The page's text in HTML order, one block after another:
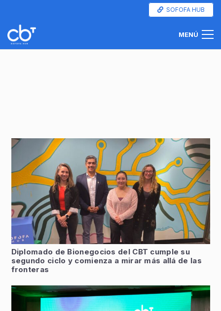
SOFOFA HUB
MENÚ
Diplomado de Bionegocios del CBT cumple su
segundo ciclo y comienza a mirar más allá de las
fronteras